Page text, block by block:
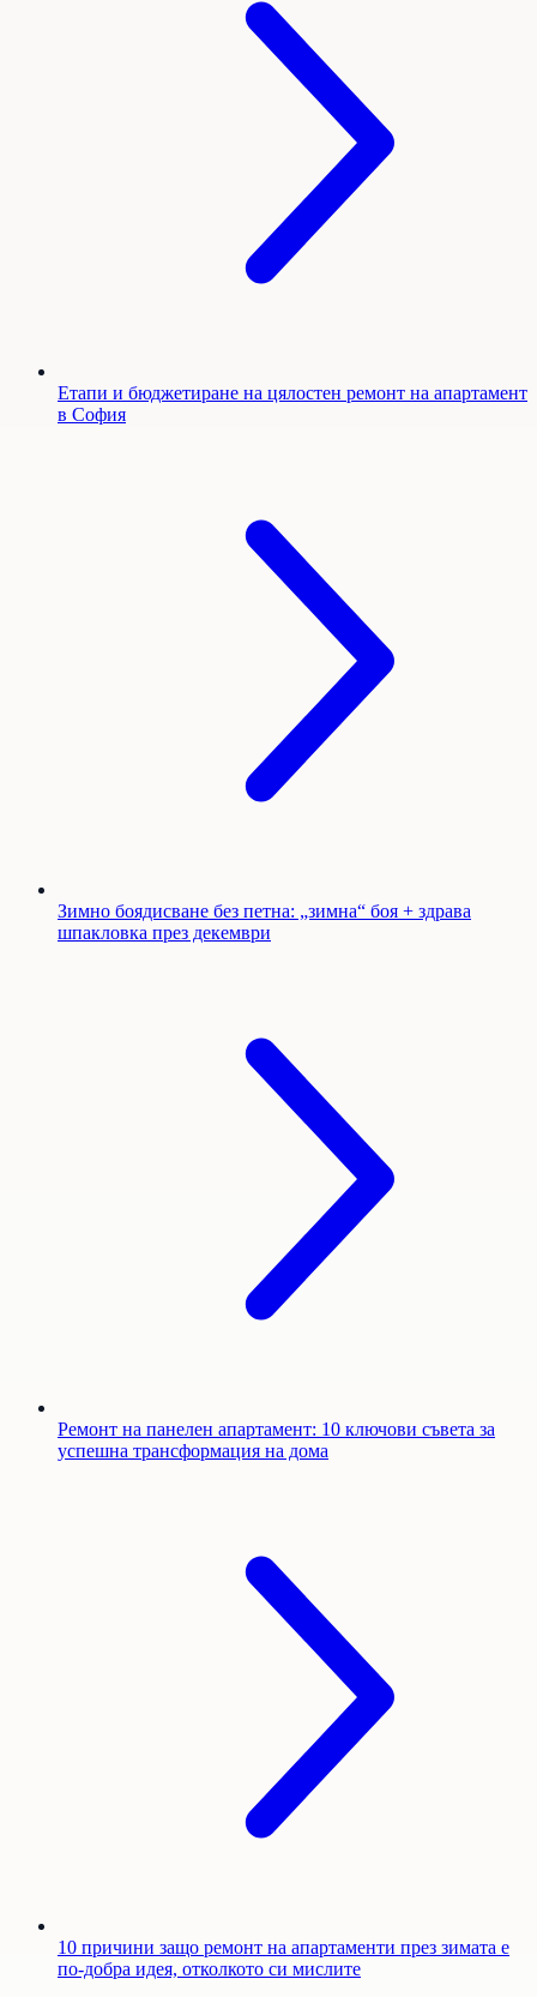
Етапи и бюджетиране на цялостен ремонт на апартамент
в София
Зимно боядисване без петна: „зимна“ боя + здрава
шпакловка през декември
Ремонт на панелен апартамент: 10 ключови съвета за
успешна трансформация на дома
10 причини защо ремонт на апартаменти през зимата е
по-добра идея, отколкото си мислите